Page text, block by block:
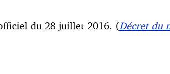
du 28 juillet 2016. (Décret du